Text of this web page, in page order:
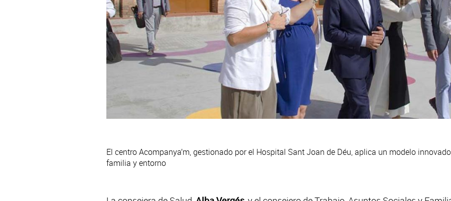
El centro Acompanya’m, gestionado por el Hospital Sant Joan de Déu, aplica un modelo
familia y entorno